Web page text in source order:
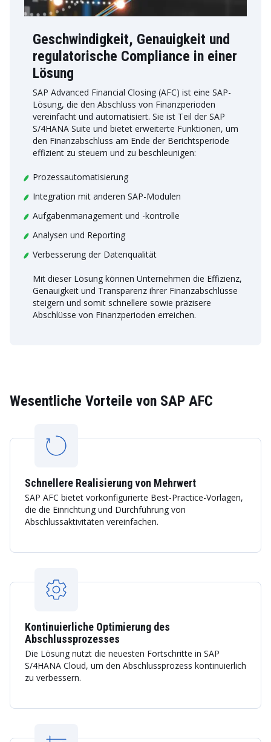
Geschwindigkeit, Genauigkeit und
regulatorische Compliance in einer
Lösung
SAP Advanced Financial Closing (AFC) ist eine SAP-
Lösung, die den Abschluss von Finanzperioden
vereinfacht und automatisiert. Sie ist Teil der SAP
S/4HANA Suite und bietet erweiterte Funktionen, um
den Finanzabschluss am Ende der Berichtsperiode
effizient zu steuern und zu beschleunigen:
Prozessautomatisierung
Integration mit anderen SAP-Modulen
Aufgabenmanagement und -kontrolle
Analysen und Reporting
Verbesserung der Datenqualität
Mit dieser Lösung können Unternehmen die Effizienz,
Genauigkeit und Transparenz ihrer Finanzabschlüsse
steigern und somit schnellere sowie präzisere
Abschlüsse von Finanzperioden erreichen.
Wesentliche Vorteile von SAP AFC
Schnellere Realisierung von Mehrwert
SAP AFC bietet vorkonfigurierte Best-Practice-Vorlagen,
die die Einrichtung und Durchführung von
Abschlussaktivitäten vereinfachen.
Kontinuierliche Optimierung des
Abschlussprozesses
Die Lösung nutzt die neuesten Fortschritte in SAP
S/4HANA Cloud, um den Abschlussprozess kontinuierlich
zu verbessern.